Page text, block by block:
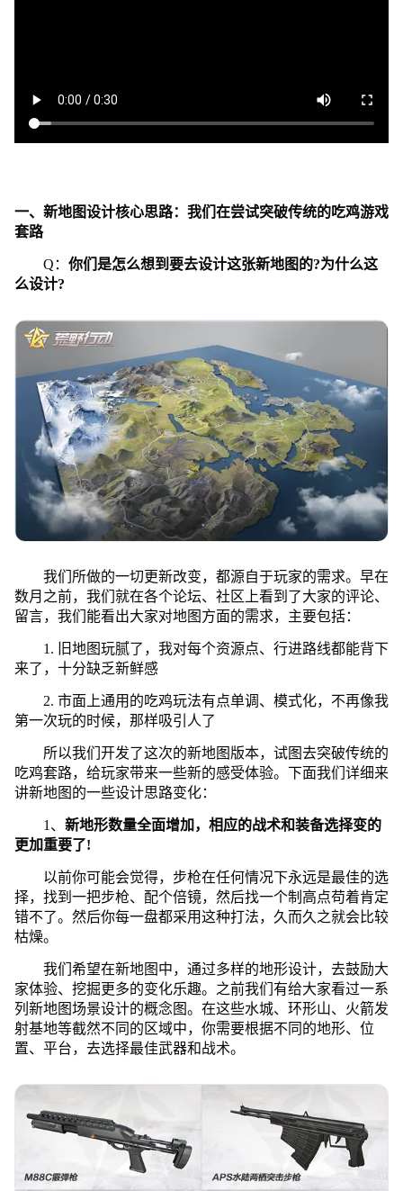
一、新地图设计核心思路：我们在尝试突破传统的吃鸡游戏
套路
Q： 你们是怎么想到要去设计这张新地图的?为什么这
么设计?
我们所做的一切更新改变，都源自于玩家的需求。早在
数月之前，我们就在各个论坛、社区上看到了大家的评论、
留言，我们能看出大家对地图方面的需求，主要包括：
1. 旧地图玩腻了，我对每个资源点、行进路线都能背下
来了，十分缺乏新鲜感
2. 市面上通用的吃鸡玩法有点单调、模式化，不再像我
第一次玩的时候，那样吸引人了
所以我们开发了这次的新地图版本，试图去突破传统的
吃鸡套路，给玩家带来一些新的感受体验。下面我们详细来
讲新地图的一些设计思路变化：
1、 新地形数量全面增加，相应的战术和装备选择变的
更加重要了!
以前你可能会觉得，步枪在任何情况下永远是最佳的选
择，找到一把步枪、配个倍镜，然后找一个制高点苟着肯定
错不了。然后你每一盘都采用这种打法，久而久之就会比较
枯燥。
我们希望在新地图中，通过多样的地形设计，去鼓励大
家体验、挖掘更多的变化乐趣。之前我们有给大家看过一系
列新地图场景设计的概念图。在这些水城、环形山、火箭发
射基地等截然不同的区域中，你需要根据不同的地形、位
置、平台，去选择最佳武器和战术。